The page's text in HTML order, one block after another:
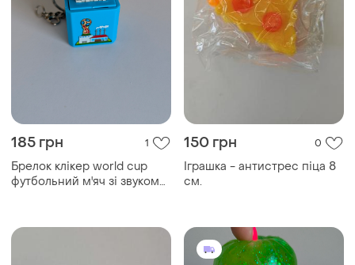
185 грн 1
Брелок клікер world cup
футбольний м'яч зі звуком
150 грн 0
Іграшка - антистрес піца 8
см.